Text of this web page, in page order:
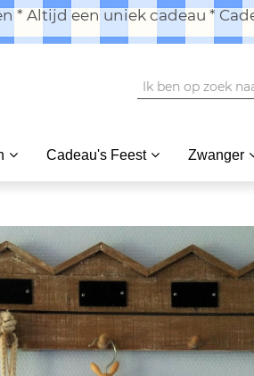
* Altijd een uniek cadeau *
Cadeau's Feest Zwanger